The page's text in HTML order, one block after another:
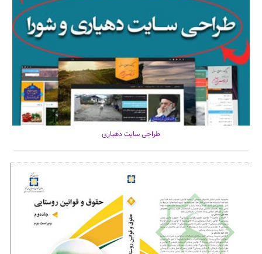
طراحی سایت دهیاری